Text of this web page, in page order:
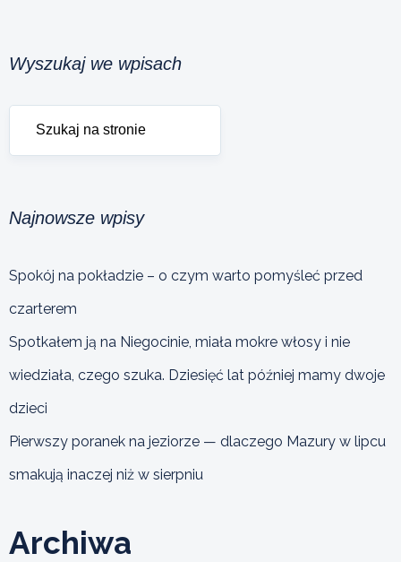
Wyszukaj we wpisach
Najnowsze wpisy
Spokój na pokładzie – o czym warto pomyśleć przed
czarterem
Spotkałem ją na Niegocinie, miała mokre włosy i nie
wiedziała, czego szuka. Dziesięć lat później mamy dwoje
dzieci
Pierwszy poranek na jeziorze — dlaczego Mazury w lipcu
smakują inaczej niż w sierpniu
Archiwa